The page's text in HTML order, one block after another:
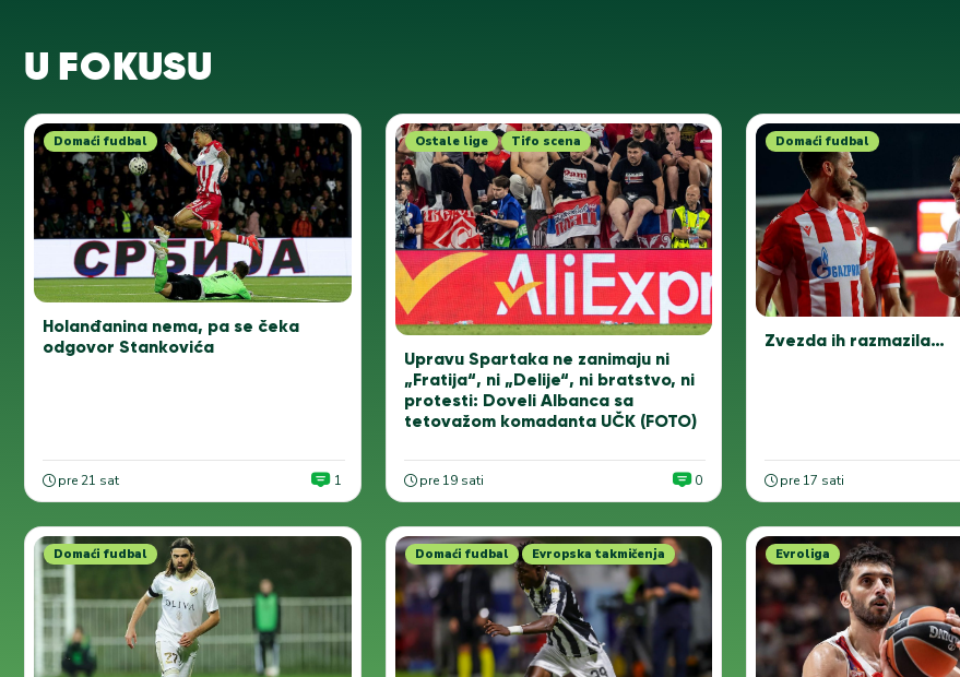
U FOKUSU
Domaći fudbal
Holanđanina nema, pa se čeka
odgovor Stankovića
pre 21 sat 1
Ostale lige Tifo scena
Upravu Spartaka ne zanimaju ni
„Fratija“, ni „Delije“, ni bratstvo, ni
protesti: Doveli Albanca sa
tetovažom komadanta UČK (FOTO)
pre 19 sati 0
Domaći fudbal
Zvezda ih razmazila…
pre 17 sati
Domaći fudbal Domaći fudbal Evropska takmičenja Evroliga